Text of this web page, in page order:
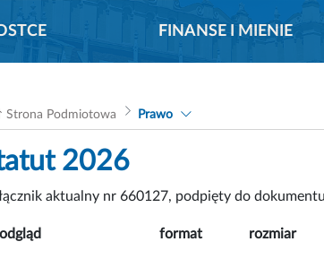
FINANSE I MIENIE
Strona Podmiotowa Prawo
2026
aktualny nr 660127, podpięty do
format rozmiar